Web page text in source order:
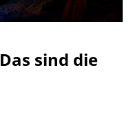
sind die